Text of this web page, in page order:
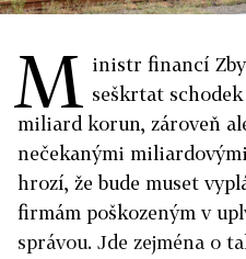
M inistr financí
seškrtat
miliard korun, zároveň
nečekanými
hrozí, že bude muset
firmám poškozeným v
správou. Jde zejména o